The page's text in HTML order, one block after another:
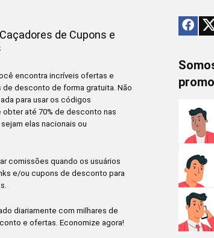
de Cupons e
encontra incríveis ofertas e
de desconto de forma gratuita. Não
para usar os códigos
obter até 70% de desconto nas
elas nacionais ou
comissões quando os usuários
e/ou cupons de desconto para
diariamente com milhares de
e ofertas. Economize agora!